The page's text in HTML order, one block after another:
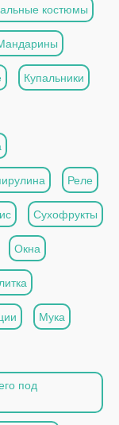
костюмы
Купальники
Реле
Сухофрукты
Окна
Мука
под